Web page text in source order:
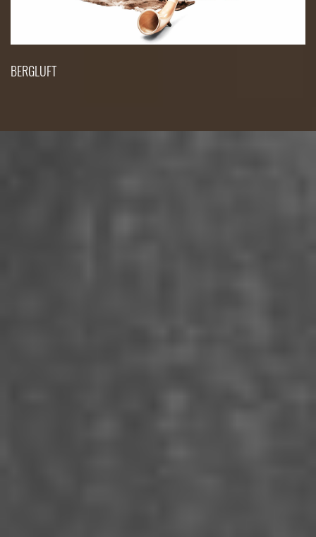
BERGLUFT